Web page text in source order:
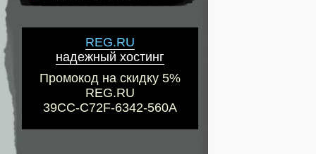
REG.RU
надежный хостинг
Промокод на скидку 5%
REG.RU
39CC-C72F-6342-560A